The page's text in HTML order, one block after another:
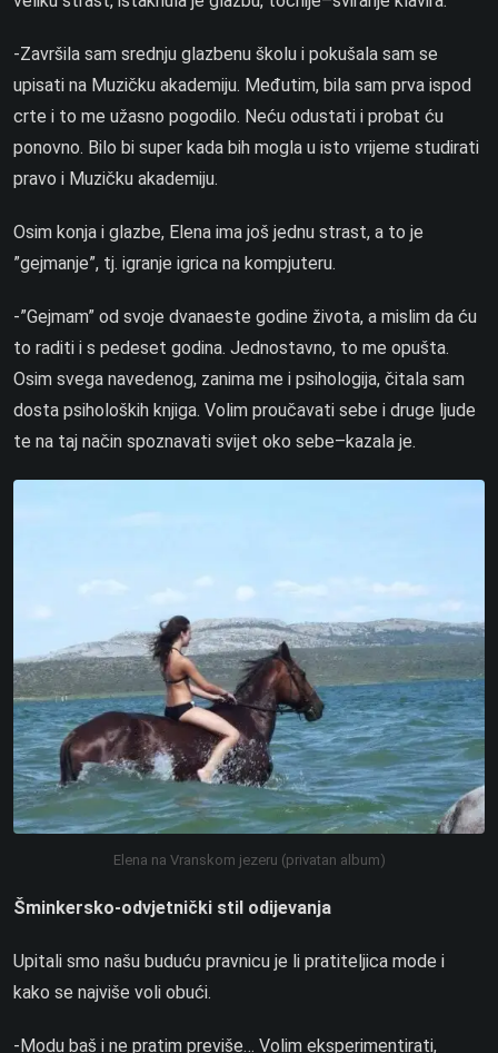
-Završila sam srednju glazbenu školu i pokušala sam se
upisati na Muzičku akademiju. Međutim, bila sam prva ispod
crte i to me užasno pogodilo. Neću odustati i probat ću
ponovno. Bilo bi super kada bih mogla u isto vrijeme studirati
pravo i Muzičku akademiju.
Osim konja i glazbe, Elena ima još jednu strast, a to je
”gejmanje”, tj. igranje igrica na kompjuteru.
-”Gejmam” od svoje dvanaeste godine života, a mislim da ću
to raditi i s pedeset godina. Jednostavno, to me opušta.
Osim svega navedenog, zanima me i psihologija, čitala sam
dosta psiholoških knjiga. Volim proučavati sebe i druge ljude
te na taj način spoznavati svijet oko sebe–kazala je.
Elena na Vranskom jezeru (privatan album)
Šminkersko-odvjetnički stil odijevanja
Upitali smo našu buduću pravnicu je li pratiteljica mode i
kako se najviše voli obući.
-Modu baš i ne pratim previše… Volim eksperimentirati,